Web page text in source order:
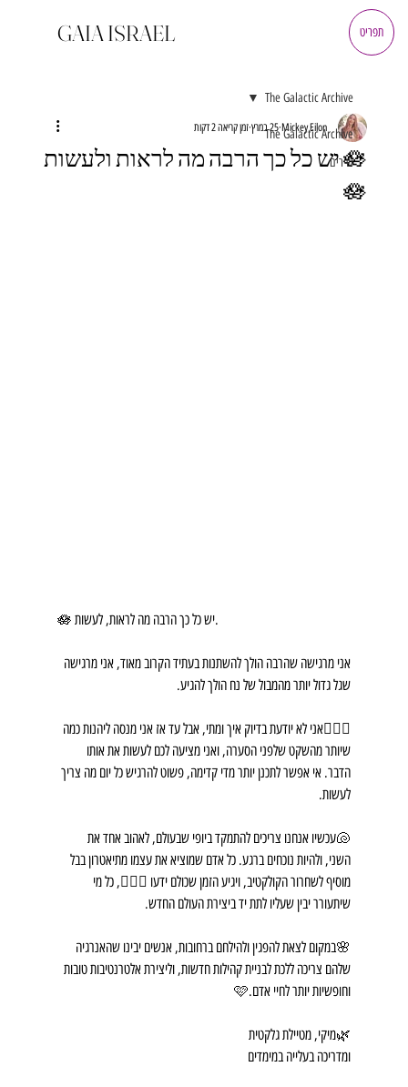
GAIA ISRAEL תפריט
The Galactic Archive
שירים
The Galactic Archive
🪷 יש כל כך הרבה מה לראות ולעשות
🪷
Mickey Eilon 25 במרץ זמן קריאה 2 דקות
🪷 יש כל כך הרבה מה לראות, לעשות.
אני מרגישה שהרבה הולך להשתנות בעתיד הקרוב מאוד, אני מרגישה
שגל גדול יותר מהמבול של נח הולך להגיע.
🧜🏼‍♀️אני לא יודעת בדיוק איך ומתי, אבל עד אז אני מנסה ליהנות כמה
שיותר מהשקט שלפני הסערה, ואני מציעה לכם לעשות את אותו
הדבר. אי אפשר לתכנן יותר מדי קדימה, פשוט להרגיש כל יום מה צריך
לעשות.
🐚עכשיו אנחנו צריכים להתמקד ביופי שבעולם, לאהוב אחד את
השני, ולהיות נוכחים ברגע. כל אדם שמוציא את עצמו מתיאטרון בבל
מוסיף לשחרור הקולקטיב, ויגיע הזמן שכולם ידעו 🧚🏼‍♀️, כל מי
שיתעורר יבין שעליו לתת יד ביצירת העולם החדש.
🌸במקום לצאת להפגין ולהילחם ברחובות, אנשים יבינו שהאנרגיה
שלהם צריכה ללכת לבניית קהילות חדשות, וליצירת אלטרנטיבות טובות
וחופשיות יותר לחיי אדם.🩷
🌿מיקי, מטיילת גלקטית
ומדריכה בעלייה במימדים